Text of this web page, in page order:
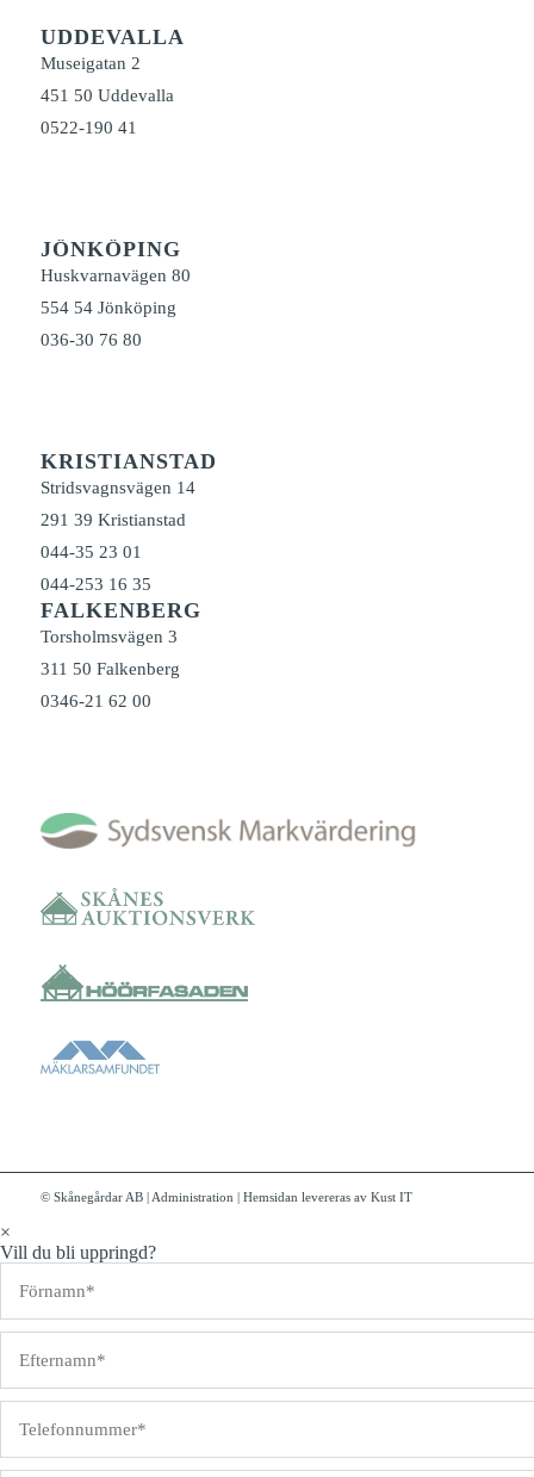
UDDEVALLA
Museigatan 2
451 50 Uddevalla
0522-190 41
JÖNKÖPING
Huskvarnavägen 80
554 54 Jönköping
036-30 76 80
KRISTIANSTAD
Stridsvagnsvägen 14
291 39 Kristianstad
044-35 23 01
044-253 16 35
FALKENBERG
Torsholmsvägen 3
311 50 Falkenberg
0346-21 62 00
© Skånegårdar AB | Administration | Hemsidan levereras av Kust IT
×
Vill du bli uppringd?